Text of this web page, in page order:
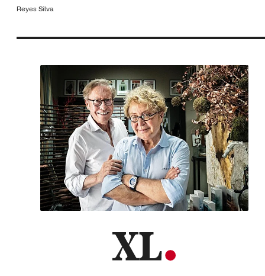
Reyes Silva